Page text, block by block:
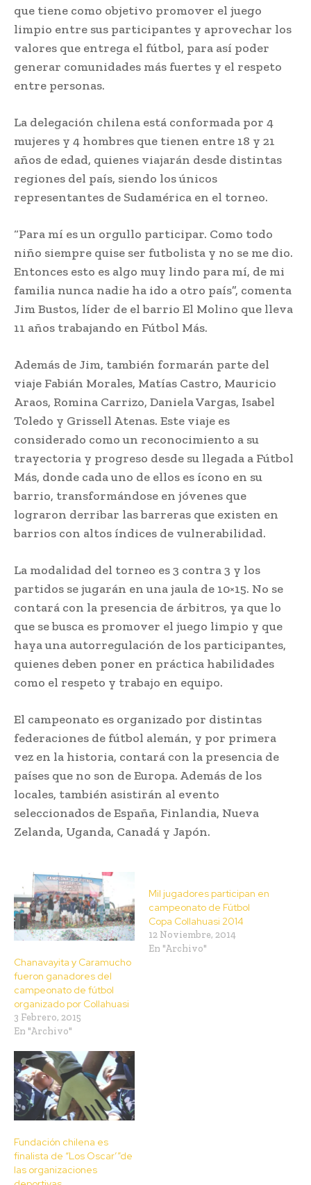
que tiene como objetivo promover el juego
limpio entre sus participantes y aprovechar los
valores que entrega el fútbol, para así poder
generar comunidades más fuertes y el respeto
entre personas.
La delegación chilena está conformada por 4
mujeres y 4 hombres que tienen entre 18 y 21
años de edad, quienes viajarán desde distintas
regiones del país, siendo los únicos
representantes de Sudamérica en el torneo.
“Para mí es un orgullo participar. Como todo
niño siempre quise ser futbolista y no se me dio.
Entonces esto es algo muy lindo para mí, de mi
familia nunca nadie ha ido a otro país”, comenta
Jim Bustos, líder de el barrio El Molino que lleva
11 años trabajando en Fútbol Más.
Además de Jim, también formarán parte del
viaje Fabián Morales, Matías Castro, Mauricio
Araos, Romina Carrizo, Daniela Vargas, Isabel
Toledo y Grissell Atenas. Este viaje es
considerado como un reconocimiento a su
trayectoria y progreso desde su llegada a Fútbol
Más, donde cada uno de ellos es ícono en su
barrio, transformándose en jóvenes que
lograron derribar las barreras que existen en
barrios con altos índices de vulnerabilidad.
La modalidad del torneo es 3 contra 3 y los
partidos se jugarán en una jaula de 10×15. No se
contará con la presencia de árbitros, ya que lo
que se busca es promover el juego limpio y que
haya una autorregulación de los participantes,
quienes deben poner en práctica habilidades
como el respeto y trabajo en equipo.
El campeonato es organizado por distintas
federaciones de fútbol alemán, y por primera
vez en la historia, contará con la presencia de
países que no son de Europa. Además de los
locales, también asistirán al evento
seleccionados de España, Finlandia, Nueva
Zelanda, Uganda, Canadá y Japón.
Chanavayita y Caramucho
fueron ganadores del
campeonato de fútbol
organizado por Collahuasi
3 Febrero, 2015
En "Archivo"
Mil jugadores participan en
campeonato de Fútbol
Copa Collahuasi 2014
12 Noviembre, 2014
En "Archivo"
Fundación chilena es
finalista de “Los Oscar’”de
las organizaciones